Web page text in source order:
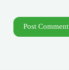
Post Comment